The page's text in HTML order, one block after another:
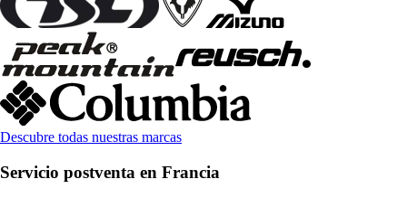
Descubre todas nuestras marcas
Servicio postventa en Francia